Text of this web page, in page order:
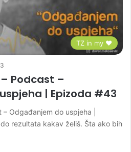
TZ in my ♥
Podcast –
| Epizoda #43
Odgađanjem do uspjeha |
rezultata kakav želiš. Šta ako bih